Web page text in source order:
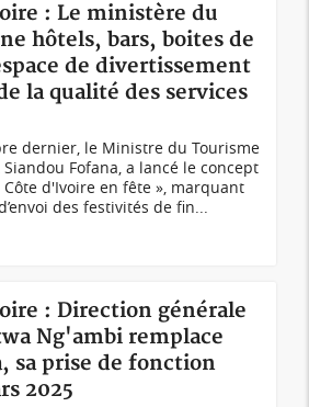
: Le ministère du
hôtels, bars, boites de
de divertissement
la qualité des services
dernier, le Ministre du Tourisme
Fofana, a lancé le concept
d'Ivoire en fête », marquant
des festivités de fin...
: Direction générale
Ng'ambi remplace
sa prise de fonction
2025